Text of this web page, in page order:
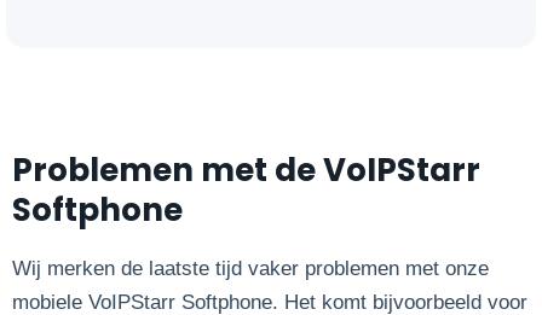
Problemen met de VoIPStarr
Softphone
Wij merken de laatste tijd vaker problemen met onze
mobiele VoIPStarr Softphone. Het komt bijvoorbeeld voor